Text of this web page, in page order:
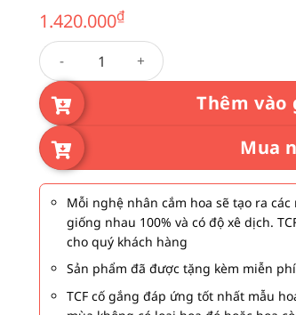
1.420.000₫
Kệ hoa chia buồn 64 số lượng
Thêm vào
Mua
Mỗi nghệ nhân cắm hoa sẽ tạo ra
giống nhau 100% và có độ xê dịch.
cho quý khách hàng
Sản phẩm đã được tặng kèm miễn
TCF cố gắng đáp ứng tốt nhất mẫu